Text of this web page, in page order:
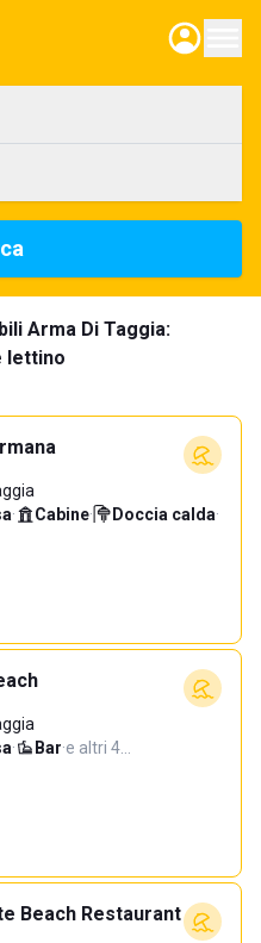
Arma Di Taggia:
lettino
· Cabine· Doccia calda·
· Bar·e altri 4…
Beach Restaurant